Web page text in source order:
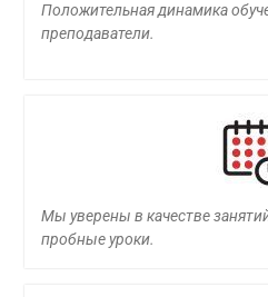
Положительная динамика
преподаватели.
Мы уверены в качестве
пробные уроки.